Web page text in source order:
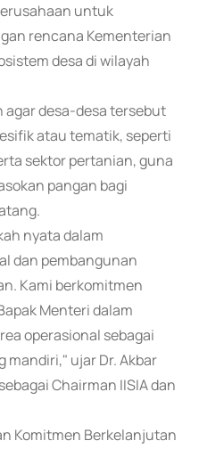
untuk
rencana Kementerian
desa di wilayah
agar desa-desa tersebut
atau tematik, seperti
sektor pertanian, guna
pangan bagi
nyata dalam
dan pembangunan
Kami berkomitmen
Menteri dalam
operasional sebagai
mandiri," ujar Dr. Akbar
Chairman IISIA dan
Komitmen Berkelanjutan